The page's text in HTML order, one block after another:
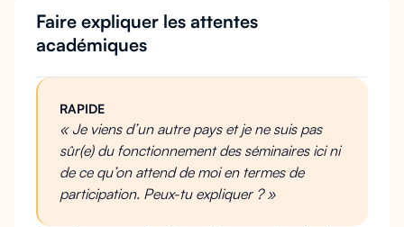
Faire expliquer les attentes
académiques
RAPIDE
« Je viens d’un autre pays et je ne suis pas
sûr(e) du fonctionnement des séminaires ici ni
de ce qu’on attend de moi en termes de
participation. Peux-tu expliquer ? »